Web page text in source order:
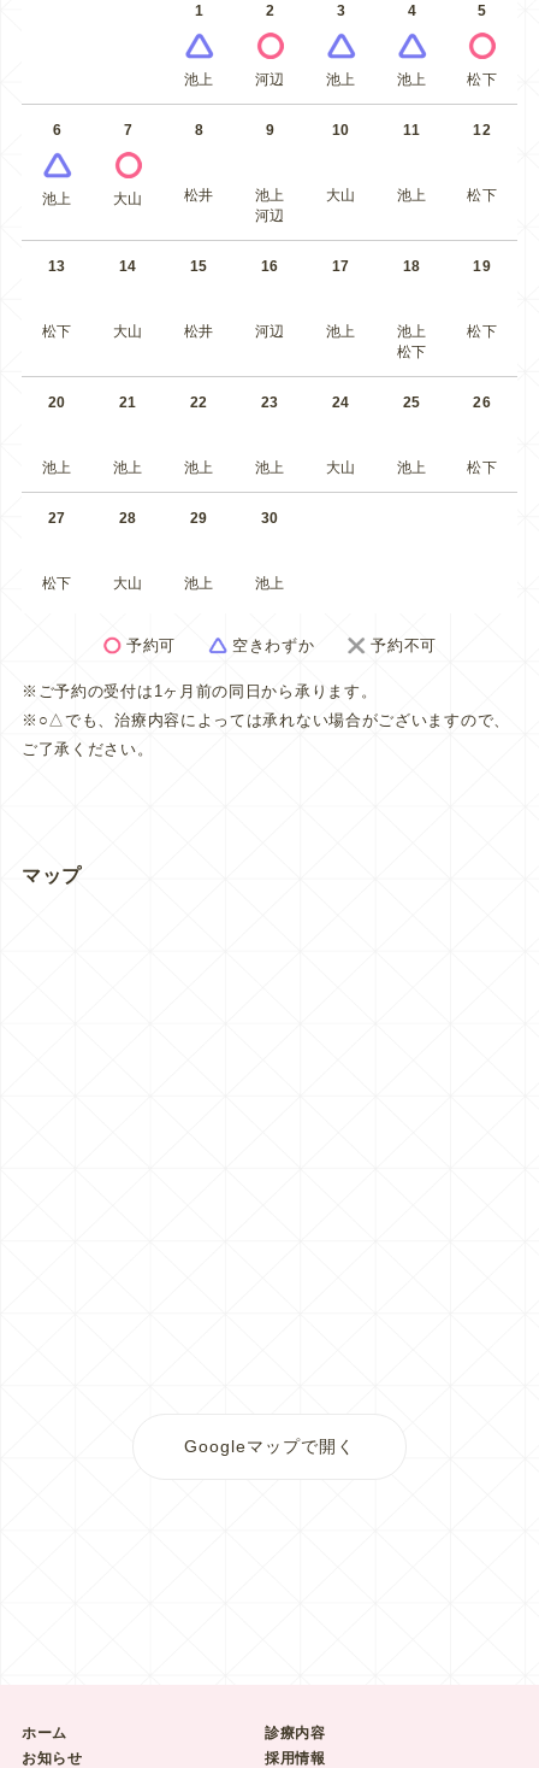
1
池上
2
河辺
3
池上
4
池上
5
松下
6
池上
7
大山
8
松井
9
池上
河辺
10
大山
11
池上
12
松下
13
松下
14
大山
15
松井
16
河辺
17
池上
18
池上
松下
19
松下
20
池上
21
池上
22
池上
23
池上
24
大山
25
池上
26
松下
27
松下
28
大山
29
池上
30
池上
予約可 空きわずか 予約不可
※ご予約の受付は1ヶ月前の同日から承ります。
※○△でも、治療内容によっては承れない場合がございますので、
ご了承ください。
マップ
Googleマップで開く
ホーム
お知らせ
診療内容
採用情報